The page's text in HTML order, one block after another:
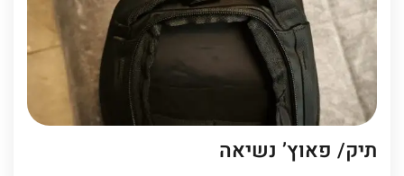
תיק/ פאוץ’ נשיאה